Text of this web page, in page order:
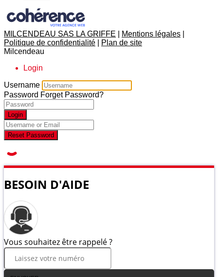
MILCENDEAU SAS LA GRIFFE Mentions légales
Politique de confidentialité
Plan de site
Milcendeau
Login
Username
Password Forget Password?
Login
Reset Password
BESOIN D'AIDE
Vous souhaitez être rappelé ?